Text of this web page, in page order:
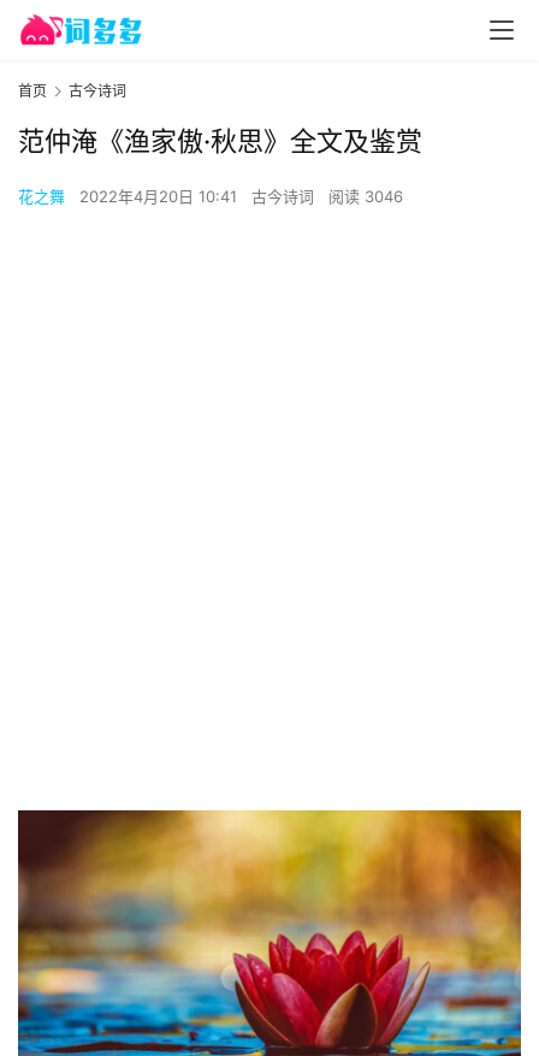
首页 古今诗词
范仲淹《渔家傲·秋思》全文及鉴赏
花之舞 2022年4月20日 10:41 古今诗词 阅读 3046